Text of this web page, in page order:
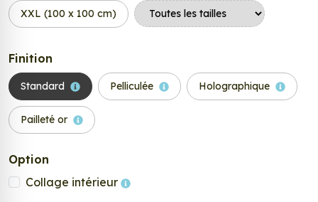
XXL (100 x 100 cm)
Finition
Standard Pelliculée Holographique
Pailleté or
Option
Collage intérieur